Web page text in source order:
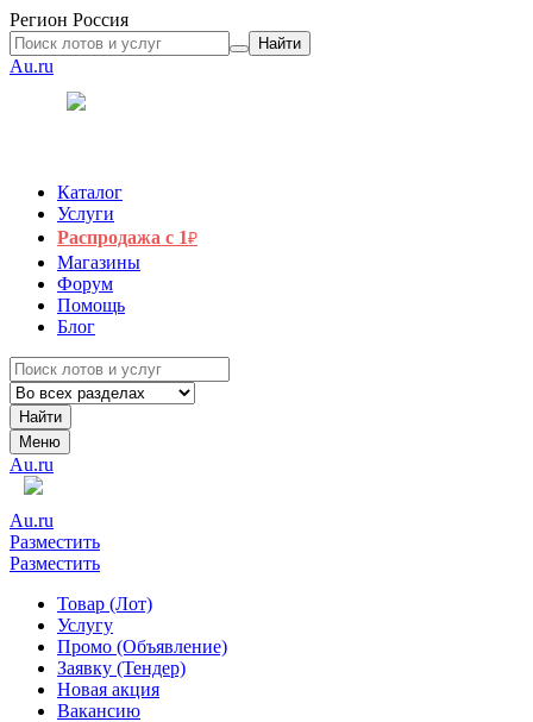
Регион Россия
Найти
Au.ru
Каталог
Услуги
Распродажа с 1₽
Магазины
Форум
Помощь
Блог
Найти
Меню
Au.ru
Au.ru
Разместить
Разместить
Товар (Лот)
Услугу
Промо (Объявление)
Заявку (Тендер)
Новая акция
Вакансию